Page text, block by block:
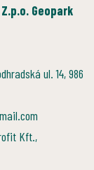
Geopark
ul. 14, 986
Kft.,